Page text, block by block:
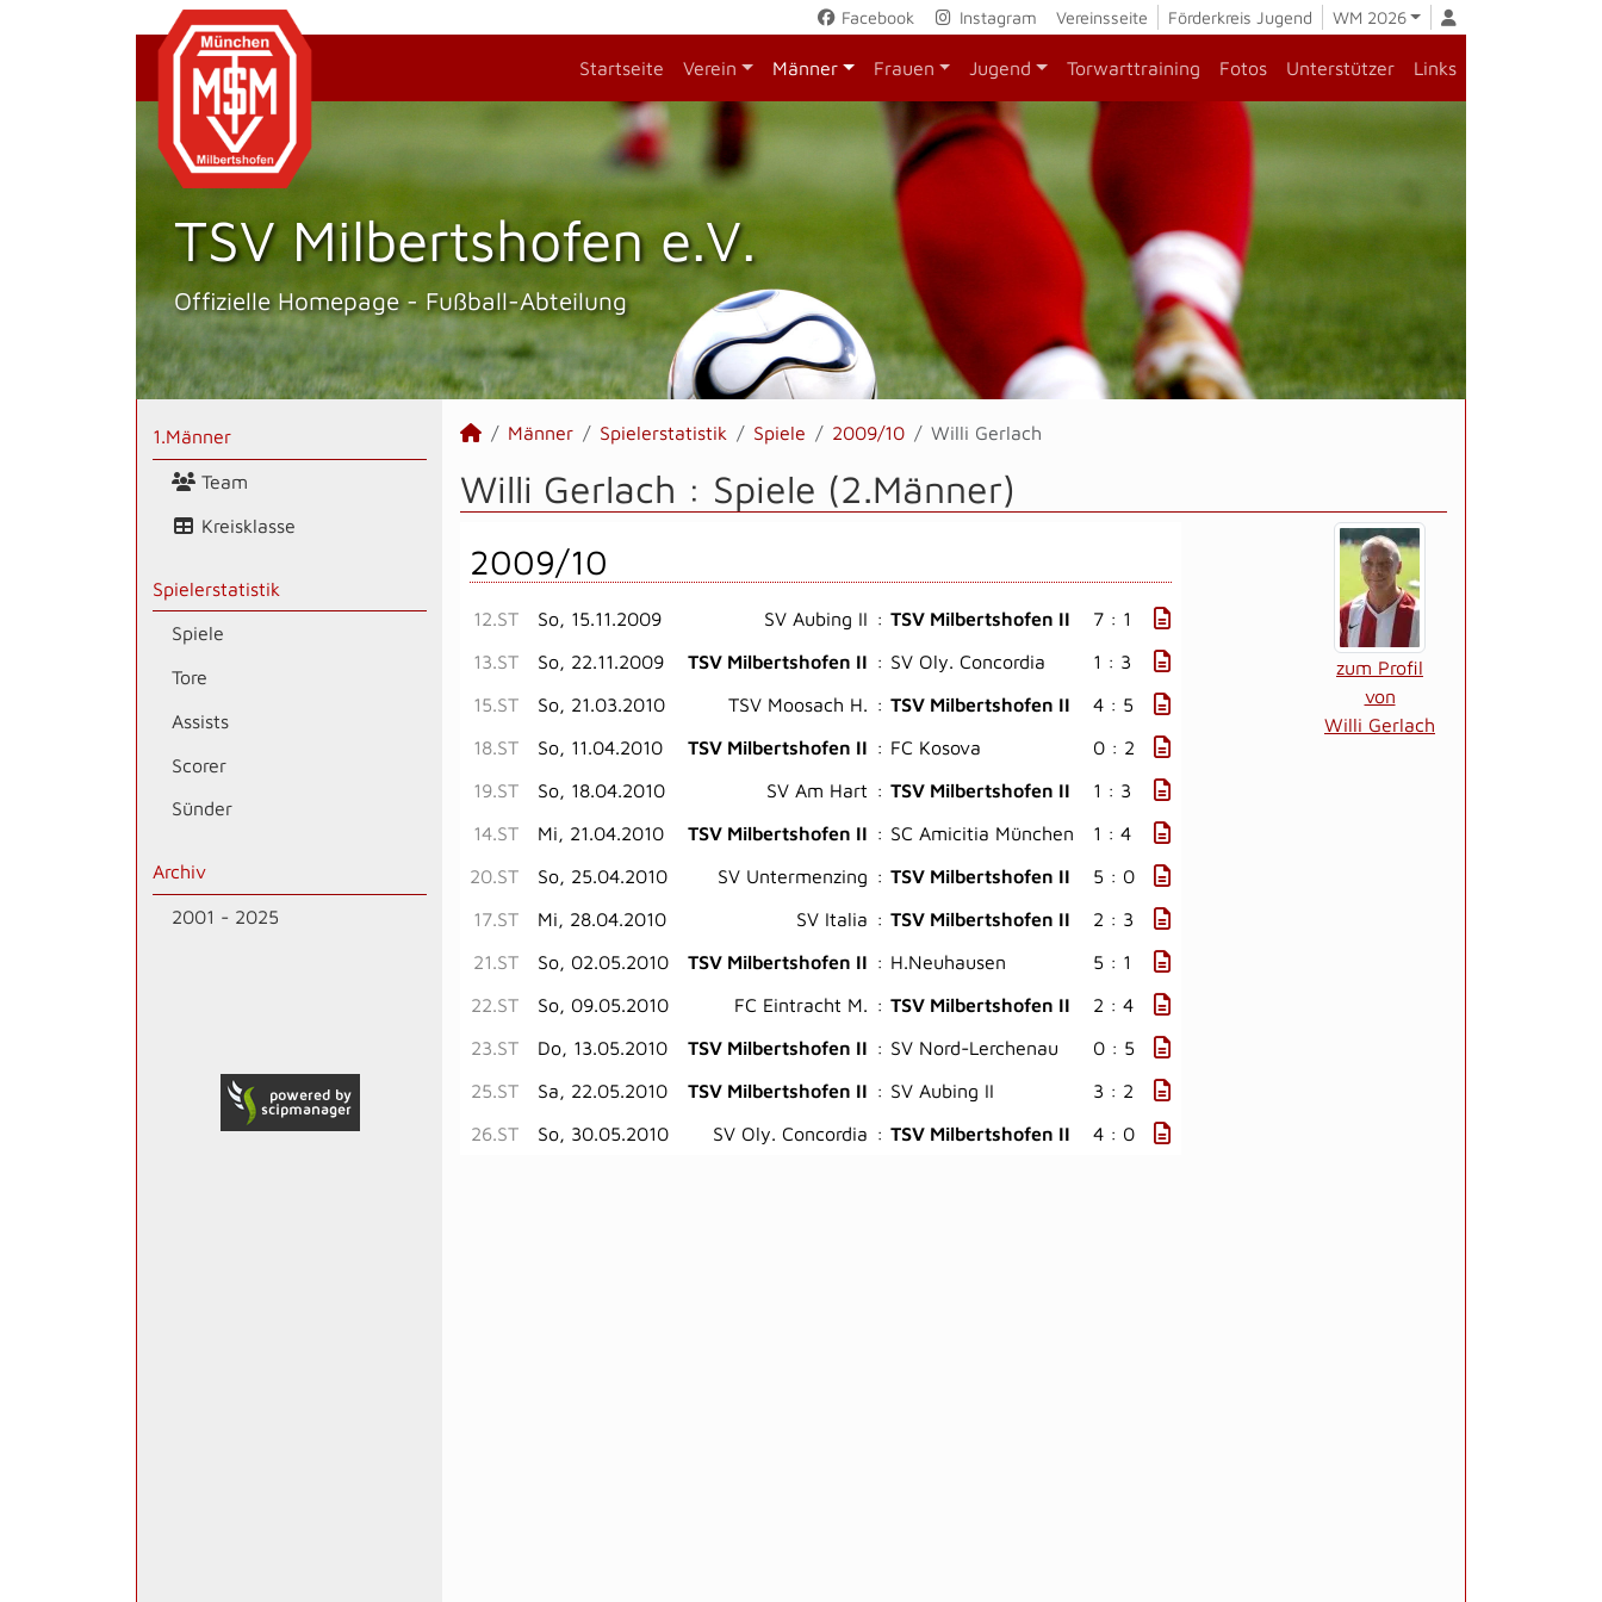
Facebook Instagram Vereinsseite Förderkreis Jugend WM 2026
Startseite Verein Männer Frauen Jugend Torwarttraining Fotos Unterstützer Links
TSV Milbertshofen e.V.
Offizielle Homepage - Fußball-Abteilung
1.Männer
Team
Kreisklasse
Spielerstatistik
Spiele
Tore
Assists
Scorer
Sünder
Archiv
2001 - 2025
Männer Spielerstatistik Spiele 2009/10 Willi Gerlach
Willi Gerlach : Spiele (2.Männer)
zum Profil
von
Willi Gerlach
2009/10
12.ST So, 15.11.2009 SV Aubing II : TSV Milbertshofen II
7 : 1
13.ST
So, 22.11.2009 TSV Milbertshofen II : SV Oly. Concordia
1 : 3
15.ST
So, 21.03.2010 TSV Moosach H. : TSV Milbertshofen II
4 : 5
18.ST
So, 11.04.2010 TSV Milbertshofen II : FC Kosova
0 : 2
19.ST
So, 18.04.2010 SV Am Hart : TSV Milbertshofen II
1 : 3
14.ST
Mi, 21.04.2010 TSV Milbertshofen II : SC Amicitia München
1 : 4
20.ST
So, 25.04.2010 SV Untermenzing : TSV Milbertshofen II
5 : 0
17.ST
Mi, 28.04.2010 SV Italia : TSV Milbertshofen II
2 : 3
21.ST
So, 02.05.2010 TSV Milbertshofen II : H.Neuhausen
5 : 1
22.ST
So, 09.05.2010 FC Eintracht M. : TSV Milbertshofen II
2 : 4
23.ST
Do, 13.05.2010 TSV Milbertshofen II : SV Nord-Lerchenau
0 : 5
25.ST
Sa, 22.05.2010 TSV Milbertshofen II : SV Aubing II
3 : 2
26.ST
So, 30.05.2010 SV Oly. Concordia : TSV Milbertshofen II 4 : 0